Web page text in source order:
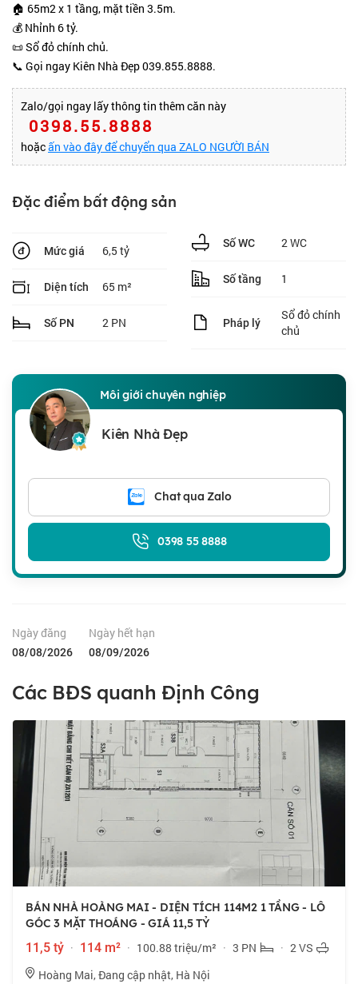
🏠 65m2 x 1 tầng, mặt tiền 3.5m.
💰 Nhỉnh 6 tỷ.
📜 Sổ đỏ chính chủ.
📞 Gọi ngay Kiên Nhà Đẹp 039.855.8888.
Zalo/gọi ngay lấy thông tin thêm căn này
0398.55.8888
hoặcấn vào đây để chuyển qua ZALO NGƯỜI BÁN
Đặc điểm bất động sản
Mức giá 6,5 tỷ
Diện tích 65 m²
Số PN 2 PN
Số WC 2 WC
Số tầng 1
Pháp lý
Sổ đỏ chính
chủ
Môi giới chuyên nghiệp
Kiên Nhà Đẹp
Chat qua Zalo
0398 55 8888
Ngày đăng
08/08/2026
Ngày hết hạn
08/09/2026
Các BĐS quanh Định Công
BÁN NHÀ HOÀNG MAI - DIỆN TÍCH 114M2 1 TẦNG - LÔ
GÓC 3 MẶT THOÁNG - GIÁ 11,5 TỶ
11,5 tỷ · 114 m² · 100.88 triệu/m² · 3 PN · 2 VS
Hoàng Mai, Đang cập nhật, Hà Nội